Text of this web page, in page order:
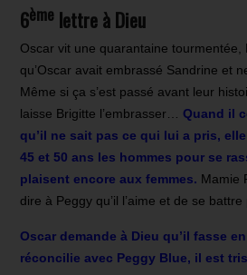
6ème lettre à Dieu
Oscar vit une quarantaine tourmentée,
qu’Oscar avait embrassé Sandrine et
Même si ça s’est passé avant leur
laisse Brigitte l’embrasser… Quand il
qu’il ne sait pas ce qui lui a pris,
45 et 50 ans les hommes pour se
plaisent encore aux femmes. Mamie
dire à Peggy qu’il l’aime et de se
Oscar demande à Dieu qu’il fasse
réconcilie avec Peggy Blue, il est